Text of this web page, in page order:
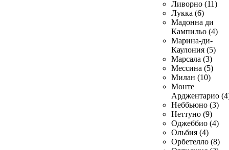
Ливорно (11)
Лукка (6)
Мадонна ди
Кампильо (4)
Марина-ди-
Каулония (5)
Марсала (3)
Мессина (5)
Милан (10)
Монте
Арджентарио
Неббьюно (3)
Неттуно (9)
Оджеббио (4)
Ольбия (4)
Орбетелло (8)